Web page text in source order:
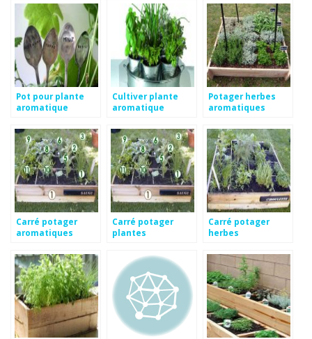
Pot pour plante
aromatique
Cultiver plante
aromatique
Potager herbes
aromatiques
Carré potager
aromatiques
Carré potager
plantes
Carré potager
herbes